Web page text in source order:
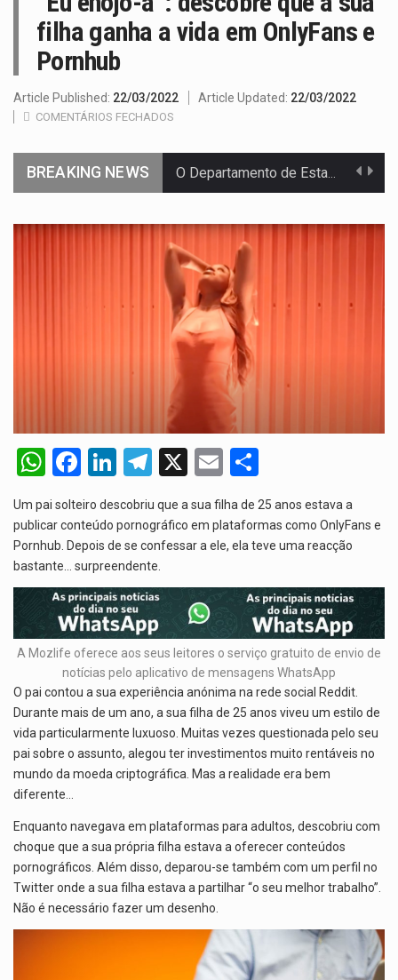
filha ganha a vida em OnlyFans e
Pornhub
Article Published: 22/03/2022 Article Updated: 22/03/2022
COMENTÁRIOS FECHADOS
BREAKING NEWS O Departamento de Estado norte-americano confirmou que cidadãos dos Estados…
Legislação, renomeada em homenagem ao falecido senador Lindsey Graham, foi…
A nova legislação estabelece um prazo de 180 dias para…
W
at
s
A
p
p
F
ce
b
o
o
k
Li
ke
dI
n
T
e
gr
a
m
X
E
ail ar
e
Um pai solteiro descobriu que a sua filha de 25 anos estava a
publicar conteúdo pornográfico em plataformas como OnlyFans e
Pornhub. Depois de se confessar a ele, ela teve uma reacção
bastante… surpreendente.
A Mozlife oferece aos seus leitores o serviço gratuito de envio de
notícias pelo aplicativo de mensagens WhatsApp
O pai contou a sua experiência anónima na rede social Reddit.
Durante mais de um ano, a sua filha de 25 anos viveu um estilo de
vida particularmente luxuoso. Muitas vezes questionada pelo seu
pai sobre o assunto, alegou ter investimentos muito rentáveis no
mundo da moeda criptográfica. Mas a realidade era bem
diferente…
Enquanto navegava em plataformas para adultos, descobriu com
choque que a sua própria filha estava a oferecer conteúdos
pornográficos. Além disso, deparou-se também com um perfil no
Twitter onde a sua filha estava a partilhar “o seu melhor trabalho”.
Não é necessário fazer um desenho.